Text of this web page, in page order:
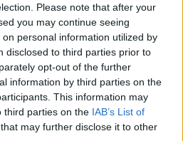
Please note that after your
you may continue seeing
personal information utilized by
disclosed to third parties prior to
opt-out of the further
information by third parties on the
This information may
third parties on the IAB’s List of
that may further disclose it to other